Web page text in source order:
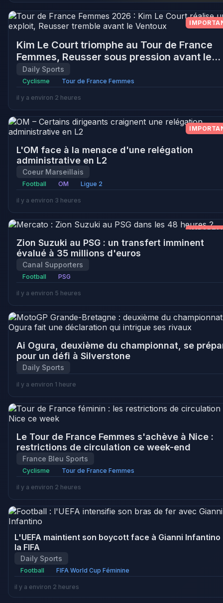
Kim Le Court triomphe au Tour de France
Femmes, Reusser sous pression avant le
Ventoux
Daily Sports
Cyclisme Tour de France Femmes
il y a environ 2 heures
L'OM face à la menace d'une relégation
administrative en L2
Coeur Marseillais
Football OM Ligue 2
il y a environ 3 heures
Zion Suzuki au PSG : un transfert imminent
évalué à 35 millions d'euros
Canal Supporters
Football PSG
il y a environ 5 heures
Ai Ogura, deuxième du championnat, se
pour un défi à Silverstone
Daily Sports
il y a environ 1 heure
Le Tour de France Femmes s'achève à Nice :
restrictions de circulation ce week-end
France Bleu Sports
Cyclisme Tour de France Femmes
il y a environ 2 heures
L'UEFA maintient son boycott face à Gianni Infantino
la FIFA
Daily Sports
Football FIFA World Cup Féminine
il y a environ 2 heures